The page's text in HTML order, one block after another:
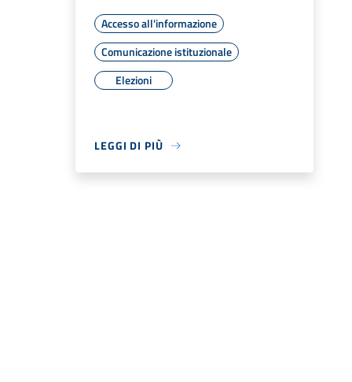
Accesso all'informazione
Comunicazione istituzionale
Elezioni
LEGGI DI PIÙ